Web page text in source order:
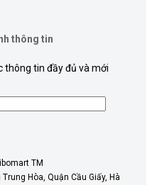
thông tin
thông tin đầy đủ và mới
TM
Hòa, Quận Cầu Giấy, Hà